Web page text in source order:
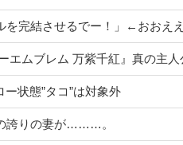
を完結させるでー！」←おおえ
エムブレム 万紫千紅』真の主
ー状態”タコ”は対象外
誇りの妻が………。